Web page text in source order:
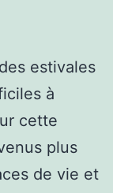
estivales
à
cette
plus
de vie et